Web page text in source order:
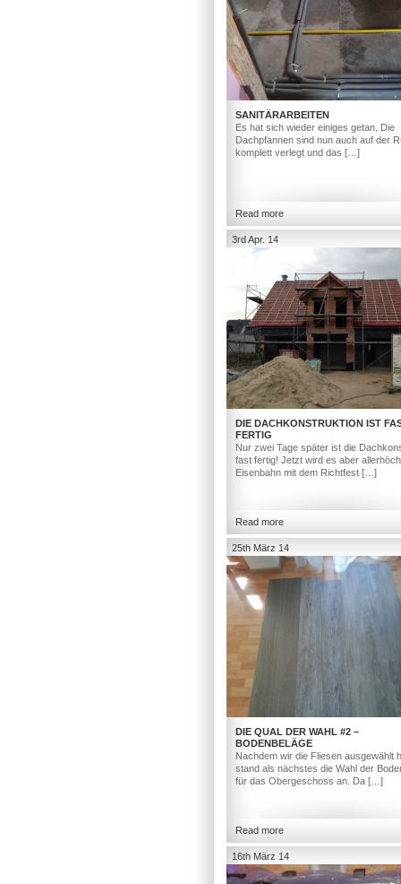
SANITÄRARBEITEN
Es hat sich wieder einiges getan. Die
Dachpfannen sind nun auch auf der
komplett verlegt und das […]
Read more
3rd Apr. 14
DIE DACHKONSTRUKTION IST
FERTIG
Nur zwei Tage später ist die
fast fertig! Jetzt wird es aber
Eisenbahn mit dem Richtfest […]
Read more
25th März 14
DIE QUAL DER WAHL #2 –
BODENBELÄGE
Nachdem wir die Fliesen ausgewählt
stand als nächstes die Wahl der
für das Obergeschoss an. Da […]
Read more
16th März 14